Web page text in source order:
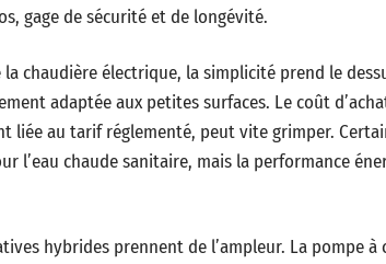
gage de sécurité et de longévité.
la chaudière électrique, la simplicité prend le
adaptée aux petites surfaces. Le coût
liée au tarif réglementé, peut vite grimper.
l’eau chaude sanitaire, mais la performance
hybrides prennent de l’ampleur. La pompe à